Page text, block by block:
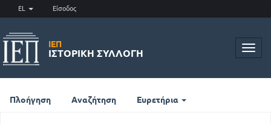
EL Είσοδος
ΙΕΠ
ΙΣΤΟΡΙΚΉ ΣΥΛΛΟΓΉ
Πλοήγηση Αναζήτηση Ευρετήρια